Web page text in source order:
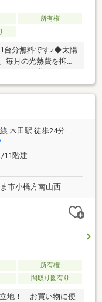
所有権
台分無料です♪◆太陽
毎月の光熱費を抑え
。1～3人暮らしやご
間取りです♪
木田駅 徒歩24分
11階建
市小橋方南山西
所有権
間取り図有り
地！ お買い物に便